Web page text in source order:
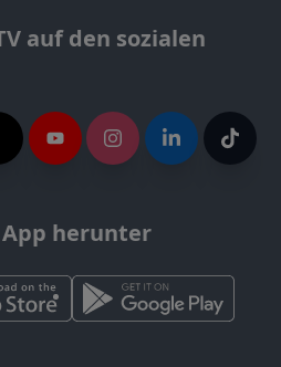
auf den sozialen
herunter